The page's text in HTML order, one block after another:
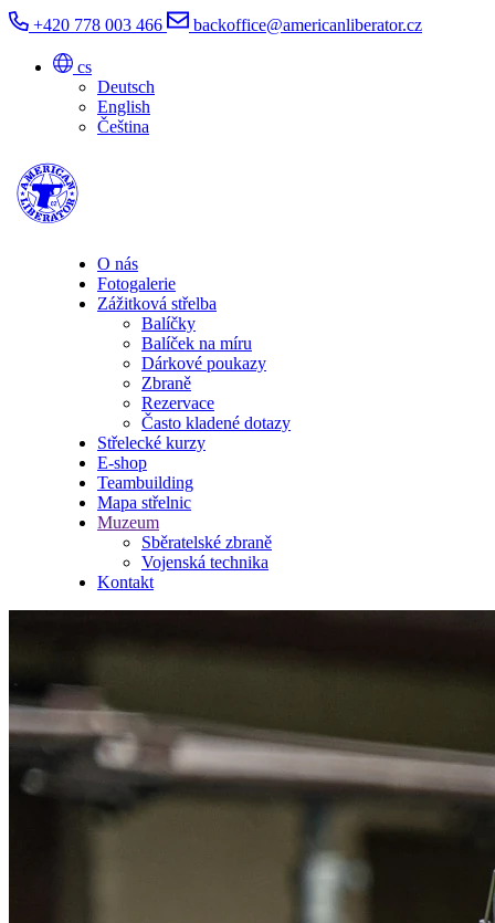
+420 778 003 466 backoffice@americanliberator.cz
cs
Deutsch
English
Čeština
O nás
Fotogalerie
Zážitková střelba
Balíčky
Balíček na míru
Dárkové poukazy
Zbraně
Rezervace
Často kladené dotazy
Střelecké kurzy
E-shop
Teambuilding
Mapa střelnic
Muzeum
Sběratelské zbraně
Vojenská technika
Kontakt